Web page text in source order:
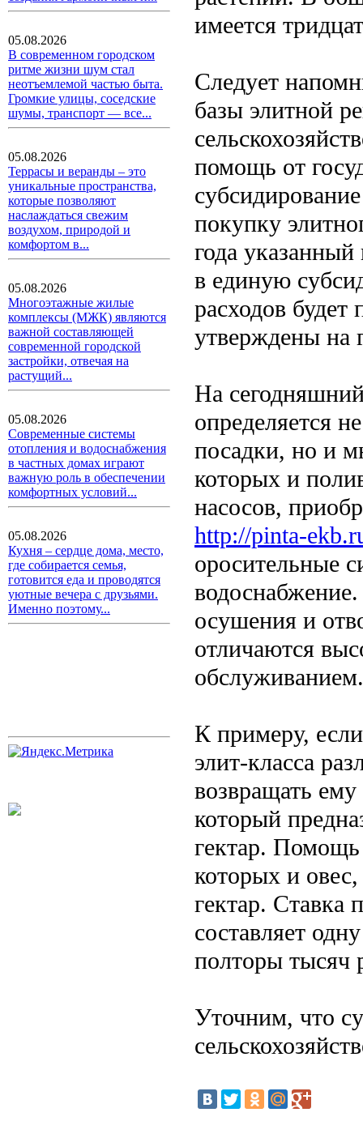
05.08.2026
В современном городском
ритме жизни шум стал
неотъемлемой частью быта.
Громкие улицы, соседские
шумы, транспорт — все...
05.08.2026
Террасы и веранды – это
уникальные пространства,
которые позволяют
наслаждаться свежим
воздухом, природой и
комфортом в...
05.08.2026
Многоэтажные жилые
комплексы (МЖК) являются
важной составляющей
современной городской
застройки, отвечая на
растущий...
05.08.2026
Современные системы
отопления и водоснабжения
в частных домах играют
важную роль в обеспечении
комфортных условий...
05.08.2026
Кухня – сердце дома, место,
где собирается семья,
готовится еда и проводятся
уютные вечера с друзьями.
Именно поэтому...
имеется
Следует
базы элитной
помощь от
покупку
года
в единую
расходов
утверждены на
На
определяется
посадки, но и
которых и
насосов,
http://pinta-
оросительные
осушения и
отличаются
обслуживанием.
К примеру,
элит-класса
возвращать
который
гектар. Помощь
которых и
гектар. Ставка
составляет
полторы тысяч
Уточним, что